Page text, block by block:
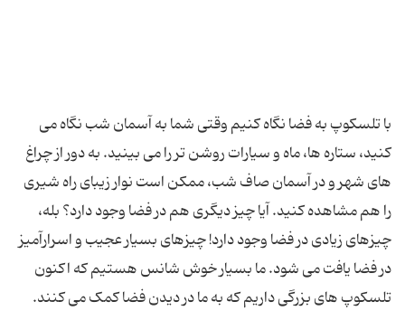
با تلسکوپ به فضا نگاه کنیم وقتی شما به آسمان شب نگاه می
کنید، ستاره ها، ماه و سیارات روشن تر را می بینید. به دور از چراغ
های شهر و در آسمان صاف شب، ممکن است نوار زیبای راه شیری
را هم مشاهده کنید. آیا چیز دیگری هم در فضا وجود دارد؟ بله،
چیزهای زیادی در فضا وجود دارد! چیزهای بسیار عجیب و اسرارآمیز
در فضا یافت می شود. ما بسیار خوش شانس هستیم که اکنون
تلسکوپ های بزرگی داریم که به ما در دیدن فضا کمک می کنند.